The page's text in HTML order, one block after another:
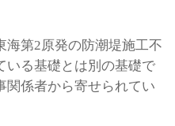
海第2原発の防潮堤施工不
いる基礎とは別の基礎で
関係者から寄せられてい